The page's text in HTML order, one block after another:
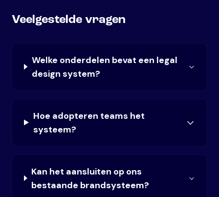
Veelgestelde vragen
Welke onderdelen bevat een legal
design system?
Hoe adopteren teams het
systeem?
Kan het aansluiten op ons
bestaande brandsysteem?